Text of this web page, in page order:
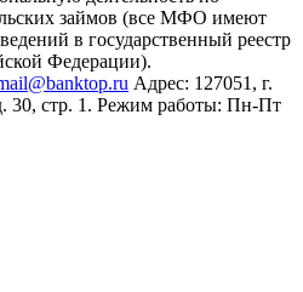
займов (все МФО имеют
в государственный реестр
Федерации).
Адрес: 127051, г.
30, стр. 1. Режим работы: Пн-Пт